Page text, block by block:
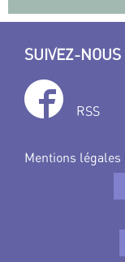
SUIVEZ-NOUS
RSS
Mentions légales